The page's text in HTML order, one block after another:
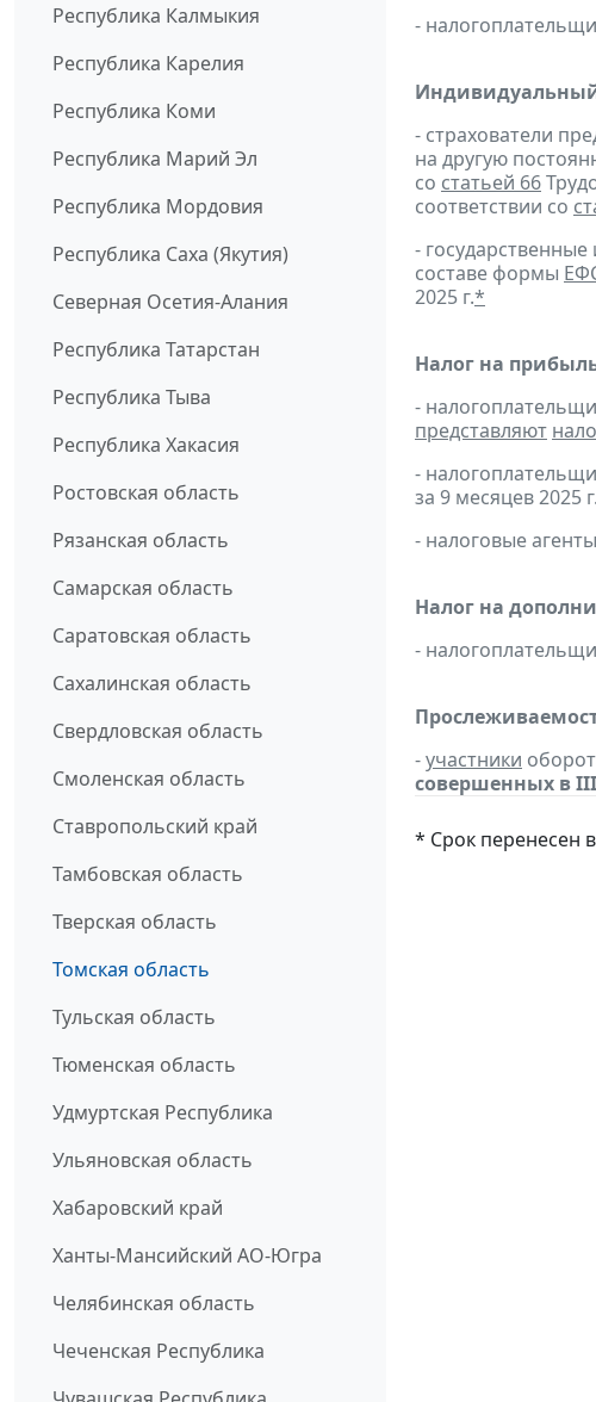
Республика Калмыкия
Республика Карелия
Республика Коми
Республика Марий Эл
Республика Мордовия
Республика Саха (Якутия)
Северная Осетия-Алания
Республика Татарстан
Республика Тыва
Республика Хакасия
Ростовская область
Рязанская область
Самарская область
Саратовская область
Сахалинская область
Свердловская область
Смоленская область
Ставропольский край
Тамбовская область
Тверская область
Томская область
Тульская область
Тюменская область
Удмуртская Республика
Ульяновская область
Хабаровский край
Ханты-Мансийский АО-Югра
Челябинская область
Чеченская Республика
-
- страхователи
на другую
со статьей 66
соответствии со
-
составе формы
2025 г.*
Налог на
-
представляют
-
за 9 месяцев 2025 г.
- налоговые агенты
Налог на
-
-участники
совершенных в III
* Срок перенесен